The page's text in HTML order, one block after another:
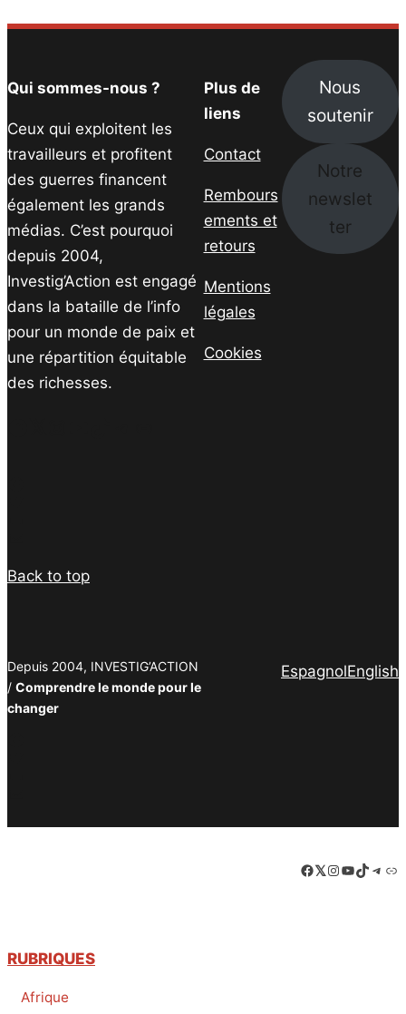
Qui sommes-nous ?
Ceux qui exploitent les
travailleurs et profitent
des guerres financent
également les grands
médias. C’est pourquoi
depuis 2004,
Investig’Action est engagé
dans la bataille de l’info
pour un monde de paix et
une répartition équitable
des richesses.
Plus de
liens
Contact
Rembours
ements et
retours
Mentions
légales
Cookies
Nous
soutenir
Notre
newslet
ter
Back to top
Depuis 2004, INVESTIG’ACTION
/ Comprendre le monde pour le
changer
EspagnolEnglish
Facebook
LinkedIn
Instagram
YouTube
TikTok
RUBRIQUES
Afrique